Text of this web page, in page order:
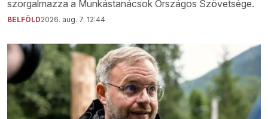
szorgalmazza a Munkástanácsok Országos Szövetsége.
BELFÖLD2026. aug. 7. 12:44